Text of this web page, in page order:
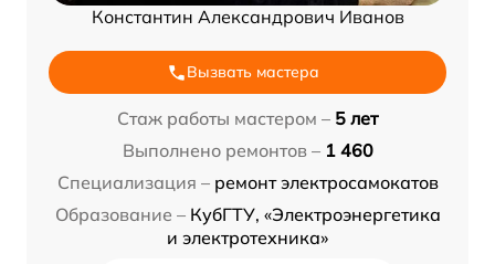
Константин Александрович Иванов
Вызвать мастера
Стаж работы мастером – 5 лет
Выполнено ремонтов – 1 460
Специализация – ремонт электросамокатов
Образование – КубГТУ, «Электроэнергетика
и электротехника»